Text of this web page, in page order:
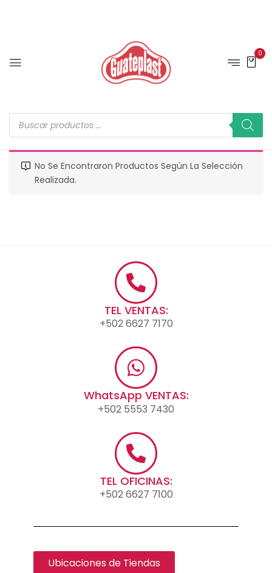
0
No Se Encontraron Productos Según La Selección
Realizada.
TEL VENTAS:
+502 6627 7170
WhatsApp VENTAS:
+502 5553 7430
TEL OFICINAS:
+502 6627 7100
Ubicaciones de Tiendas